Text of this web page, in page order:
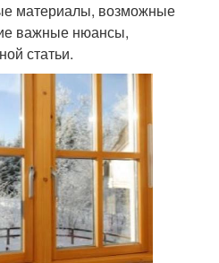
материалы, возможные
важные нюансы,
статьи.